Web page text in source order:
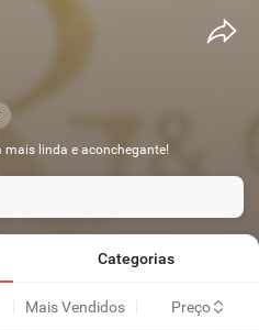
mais linda e aconchegante!
Categorias
Mais Vendidos Preço